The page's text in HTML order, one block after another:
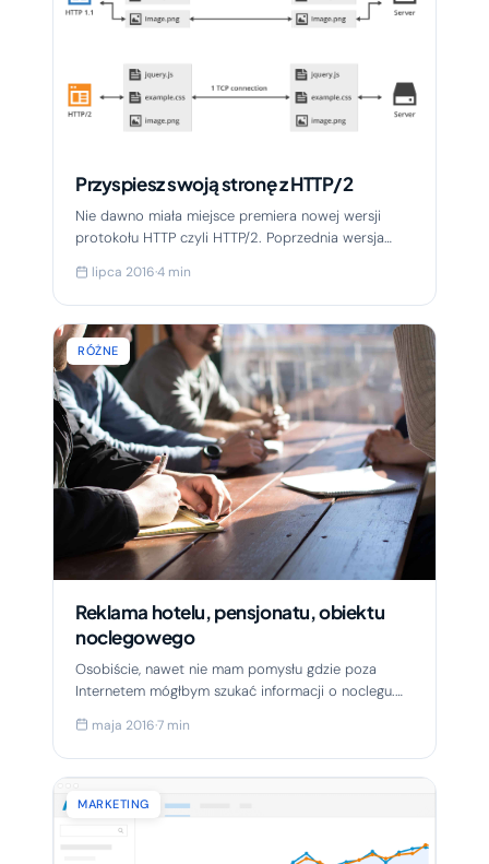
Przyspiesz swoją stronę z HTTP/2
Nie dawno miała miejsce premiera nowej wersji
protokołu HTTP czyli HTTP/2. Poprzednia wersja
do...lipca 2016·4 min
RÓŻNE
Reklama hotelu, pensjonatu, obiektu
noclegowego
Osobiście, nawet nie mam pomysłu gdzie poza
Internetem mógłbym szukać informacji o noclegu.
inaczej niż...
maja 2016·7 min
MARKETING